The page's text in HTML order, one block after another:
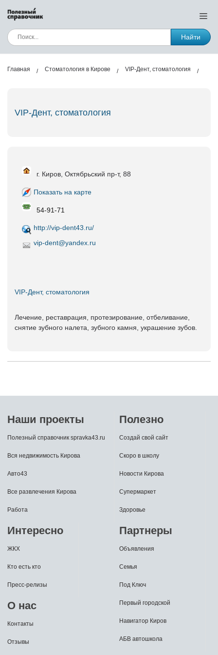
Найти
Главная Стоматология в Кирове VIP-Дент, стоматология
VIP-Дент, стоматология
г. Киров, Октябрьский пр-т, 88
Показать на карте
54-91-71
http://vip-dent43.ru/
vip-dent@yandex.ru
VIP-Дент, стоматология
Лечение, реставрация, протезирование, отбеливание,
снятие зубного налета, зубного камня, украшение зубов.
Наши проекты
Полезный справочник spravka43.ru
Вся недвижимость Кирова
Авто43
Все развлечения Кирова
Работа
Полезно
Создай свой сайт
Скоро в школу
Новости Кирова
Супермаркет
Здоровье
Интересно
ЖКХ
Кто есть кто
Пресс-релизы
О нас
Контакты
Отзывы
Партнеры
Объявления
Семья
Под Ключ
Первый городской
Навигатор Киров
АБВ автошкола